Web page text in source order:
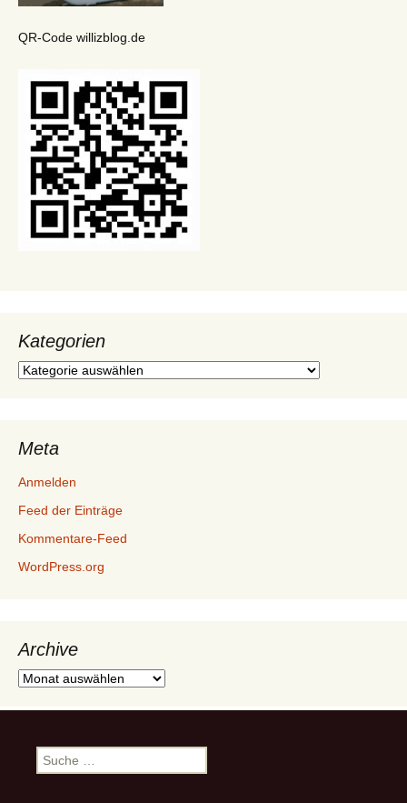
QR-Code willizblog.de
Kategorien
Kategorien
Meta
Anmelden
Feed der Einträge
Kommentare-Feed
WordPress.org
Archive
Archive
Suche
nach: